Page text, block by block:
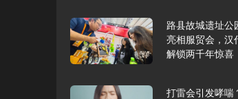
路县故城遗址公
亮相服贸会，汉
解锁两千年惊喜
打雷会引发哮喘